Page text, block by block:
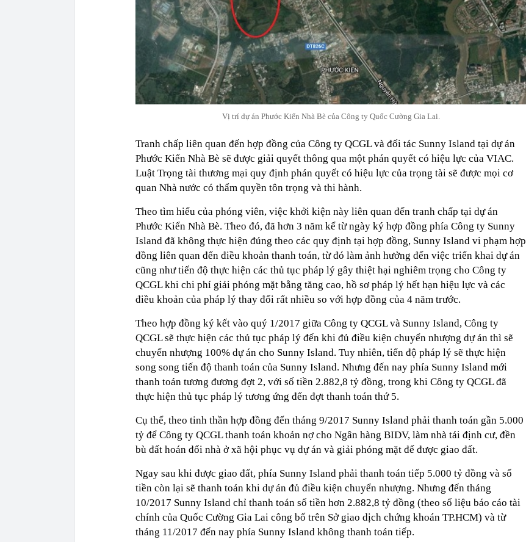
Vị trí dự án Phước Kiển Nhà Bè của Công ty Quốc Cường Gia Lai.
Tranh chấp liên quan đến hợp đồng của Công ty QCGL và đối tác Sunny Island tại dự án
Phước Kiển Nhà Bè sẽ được giải quyết thông qua một phán quyết có hiệu lực của VIAC.
Luật Trọng tài thương mại quy định phán quyết có hiệu lực của trọng tài sẽ được mọi cơ
quan Nhà nước có thẩm quyền tôn trọng và thi hành.
Theo tìm hiểu của phóng viên, việc khởi kiện này liên quan đến tranh chấp tại dự án
Phước Kiển Nhà Bè. Theo đó, đã hơn 3 năm kể từ ngày ký hợp đồng phía Công ty Sunny
Island đã không thực hiện đúng theo các quy định tại hợp đồng, Sunny Island vi phạm hợp
đồng liên quan đến điều khoản thanh toán, từ đó làm ảnh hưởng đến việc triển khai dự án
cũng như tiến độ thực hiện các thủ tục pháp lý gây thiệt hại nghiêm trọng cho Công ty
QCGL khi chi phí giải phóng mặt bằng tăng cao, hồ sơ pháp lý hết hạn hiệu lực và các
điều khoản của pháp lý thay đổi rất nhiều so với hợp đồng của 4 năm trước.
Theo hợp đồng ký kết vào quý 1/2017 giữa Công ty QCGL và Sunny Island, Công ty
QCGL sẽ thực hiện các thủ tục pháp lý đến khi đủ điều kiện chuyển nhượng dự án thì sẽ
chuyển nhượng 100% dự án cho Sunny Island. Tuy nhiên, tiến độ pháp lý sẽ thực hiện
song song tiến độ thanh toán của Sunny Island. Nhưng đến nay phía Sunny Island mới
thanh toán tương đương đợt 2, với số tiền 2.882,8 tỷ đồng, trong khi Công ty QCGL đã
thực hiện thủ tục pháp lý tương ứng đến đợt thanh toán thứ 5.
Cụ thể, theo tinh thần hợp đồng đến tháng 9/2017 Sunny Island phải thanh toán gần 5.000
tỷ để Công ty QCGL thanh toán khoản nợ cho Ngân hàng BIDV, làm nhà tái định cư, đền
bù đất hoán đổi nhà ở xã hội phục vụ dự án và giải phóng mặt để được giao đất.
Ngay sau khi được giao đất, phía Sunny Island phải thanh toán tiếp 5.000 tỷ đồng và số
tiền còn lại sẽ thanh toán khi dự án đủ điều kiện chuyển nhượng. Nhưng đến tháng
10/2017 Sunny Island chỉ thanh toán số tiền hơn 2.882,8 tỷ đồng (theo số liệu báo cáo tài
chính của Quốc Cường Gia Lai công bố trên Sở giao dịch chứng khoán TP.HCM) và từ
tháng 11/2017 đến nay phía Sunny Island không thanh toán tiếp.